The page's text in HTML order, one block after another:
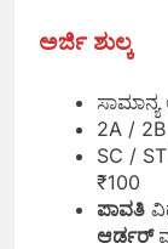
ಅರ್ಜಿ ಶುಲ್ಕ
ಸಾಮಾನ್ಯ
2A /
SC /
₹100
ಪಾವತಿ
ಆರ್ಡರ್‌